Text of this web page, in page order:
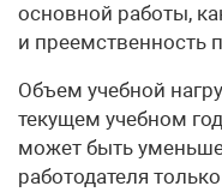
основной работы,
и преемственность
Объем учебной
текущем учебном
может быть
работодателя